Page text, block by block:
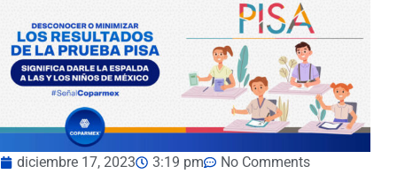
diciembre 17, 2023 3:19 pm
No Comments